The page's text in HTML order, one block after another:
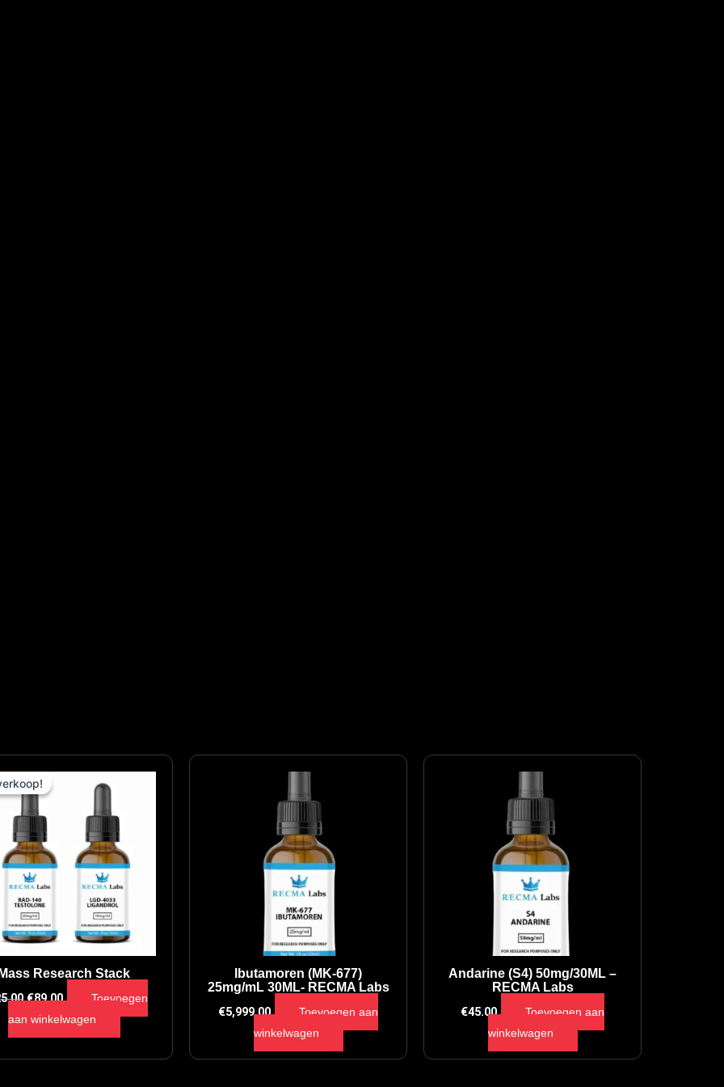
Mass Research Stack
prijs
was:
€89.00
Toevoegen
aan winkelwagen
Ibutamoren (MK-677)
25mg/mL 30ML- RECMA Labs
€5,999.00
Toevoegen aan
winkelwagen
Andarine (S4) 50mg/30ML –
RECMA Labs
€45.00
Toevoegen aan
winkelwagen